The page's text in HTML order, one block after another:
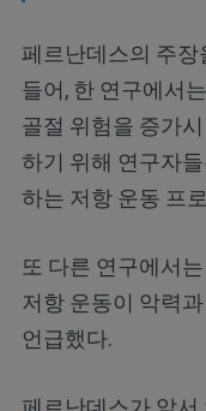
페르난데스의 주장
들어, 한 연구에서
골절 위험을 증가
하기 위해 연구자
하는 저항 운동 프
또 다른 연구에서
저항 운동이 악력
언급했다.